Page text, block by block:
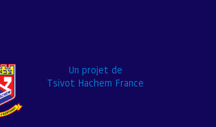
Un projet de
Tsivot Hachem France